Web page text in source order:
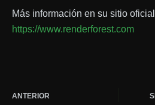
Más información en su sitio
https://www.renderforest.com
ANTERIOR